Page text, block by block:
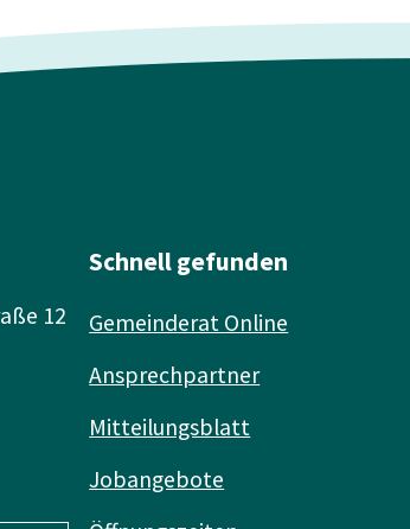
12
Schnell gefunden
Gemeinderat Online
Ansprechpartner
Mitteilungsblatt
Jobangebote